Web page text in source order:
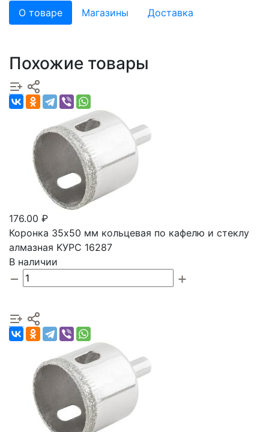
О товаре
Магазины Доставка
Похожие товары
176.00 ₽
Коронка 35х50 мм кольцевая по кафелю и стеклу
алмазная KУРС 16287
В наличии